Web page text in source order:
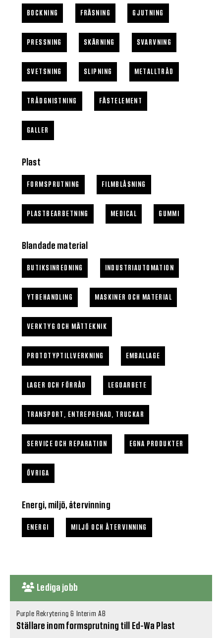
BOCKNING FRÄSNING GJUTNING
PRESSNING SKÄRNING SVARVNING
SVETSNING SLIPNING METALLTRÅD
TRÅDGNISTNING FÄSTELEMENT
GALLER
Plast
FORMSPRUTNING FILMBLÅSNING
PLASTBEARBETNING MEDICAL GUMMI
Blandade material
BUTIKSINREDNING INDUSTRIAUTOMATION
YTBEHANDLING MASKINER OCH MATERIAL
VERKTYG OCH MÄTTEKNIK
PROTOTYPTILLVERKNING EMBALLAGE
LAGER OCH FÖRRÅD LEGOARBETE
TRANSPORT, ENTREPRENAD, TRUCKAR
SERVICE OCH REPARATION EGNA PRODUKTER
ÖVRIGA
Energi, miljö, återvinning
ENERGI MILJÖ OCH ÅTERVINNING
Lediga jobb
Purple Rekrytering & Interim AB
Ställare inom formsprutning till Ed-Wa Plast